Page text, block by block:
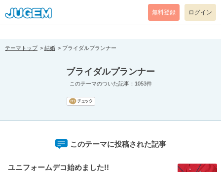
[pear_error: message="Success" code=0 mode=return level=notice
prefix="" info=""]
無料登録 ログイン
テーマトップ 結婚 ブライダルプランナー
ブライダルプランナー
このテーマのついた記事：1053件
このテーマに投稿された記事
ユニフォームデコ始めました!!